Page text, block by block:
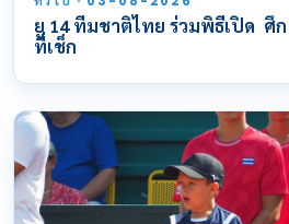
ยู 14 ทีมชาติไทย ร่วมพิธีเปิด ศึก
ที่เช็ก